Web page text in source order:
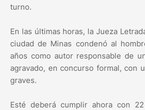
turno.
En las últimas horas, la Jueza
ciudad de Minas condenó al
años como autor responsable de
agravado, en concurso formal, con
graves.
Esté deberá cumplir ahora con